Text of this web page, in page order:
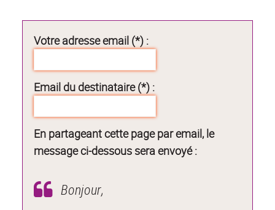
Votre adresse email (*) :
Email du destinataire (*) :
En partageant cette page par email, le
message ci-dessous sera envoyé :
Bonjour,